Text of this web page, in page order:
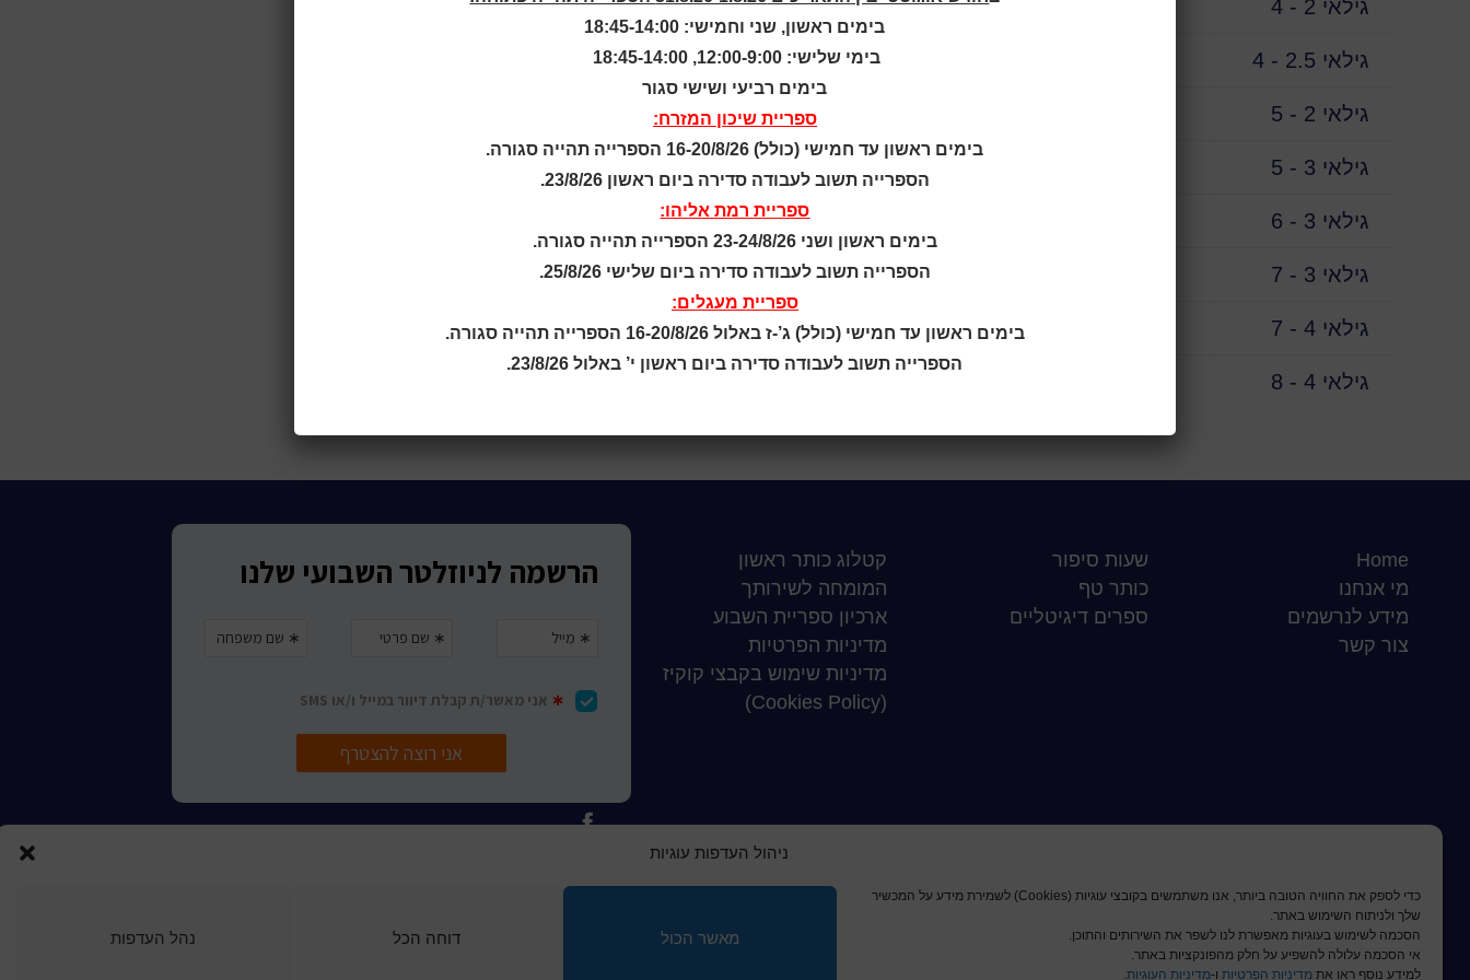
ניהול העדפות עוגיות
כדי לספק את החוויה הטובה ביותר, אנו משתמשים בקובצי עוגיות (Cookies) לשמירת מידע על המכשיר
שלך ולניתוח השימוש באתר.
הסכמה לשימוש בעוגיות מאפשרת לנו לשפר את השירותים והתוכן.
אי הסכמה עלולה להשפיע על חלק מהפונקציות באתר.
למידע נוסף ראו את מדיניות הפרטיות ו-מדיניות העוגיות.
מאשר הכול דוחה הכל נהל העדפות
גילאי 2 - 4
גילאי 2.5 - 4
גילאי 2 - 5
גילאי 3 - 5
גילאי 3 - 6
גילאי 3 - 7
גילאי 4 - 7
גילאי 4 - 8
מס' המקומות מוגבל | הזכות לשינויים שמורה
Home
מי אנחנו
מידע לנרשמים
צור קשר
שעות סיפור
כותר טף
ספרים דיגיטליים
קטלוג כותר ראשון
המומחה לשירותך
ארכיון ספריית השבוע
מדיניות הפרטיות
מדיניות שימוש בקבצי קוקיז
(Cookies Policy)
בימים ראשון, שני וחמישי: 18:45-14:00
בימי שלישי: 12:00-9:00, 18:45-14:00
בימים רביעי ושישי סגור
ספריית שיכון המזרח:
בימים ראשון עד חמישי (כולל) 16-20/8/26 הספרייה תהייה סגורה.
הספרייה תשוב לעבודה סדירה ביום ראשון 23/8/26.
ספריית רמת אליהו:
בימים ראשון ושני 23-24/8/26 הספרייה תהייה סגורה.
הספרייה תשוב לעבודה סדירה ביום שלישי 25/8/26.
ספריית מעגלים:
בימים ראשון עד חמישי (כולל) ג’-ז באלול 16-20/8/26 הספרייה תהייה סגורה.
הספרייה תשוב לעבודה סדירה ביום ראשון י’ באלול 23/8/26.